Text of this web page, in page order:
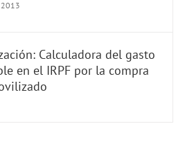
Calculadora del gasto
en el IRPF por la compra